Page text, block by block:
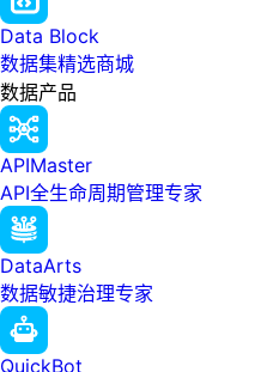
Data Block
数据集精选商城
数据产品
APIMaster
API全生命周期管理专家
DataArts
数据敏捷治理专家
QuickBot